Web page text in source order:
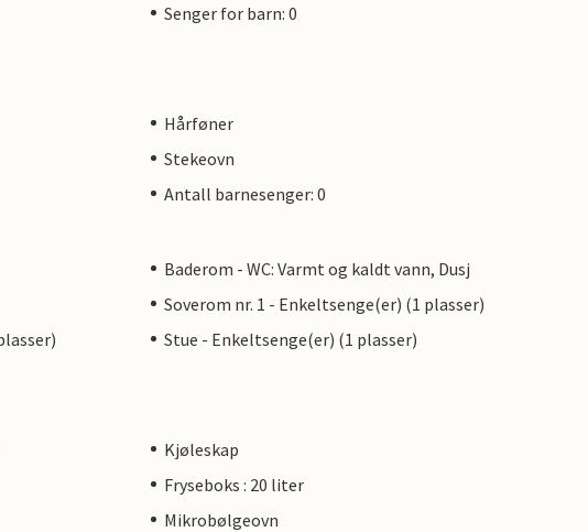
Senger for barn: 0
Hårføner
Stekeovn
Antall barnesenger: 0
Baderom - WC: Varmt og kaldt vann, Dusj
Soverom nr. 1 - Enkeltsenge(er) (1 plasser)
Stue - Enkeltsenge(er) (1 plasser)
Kjøleskap
Fryseboks : 20 liter
Mikrobølgeovn